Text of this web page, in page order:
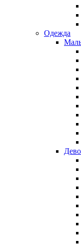
Одежда